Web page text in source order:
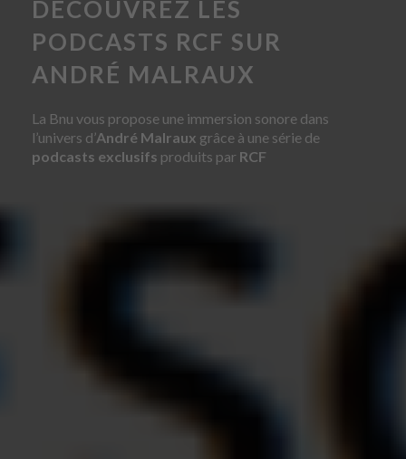
DÉCOUVREZ LES
PODCASTS RCF SUR
ANDRÉ MALRAUX
La Bnu vous propose une immersion sonore dans
l’univers d’André Malraux grâce à une série de
podcasts exclusifs produits par RCF